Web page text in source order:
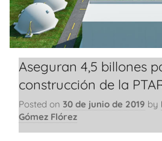
Aseguran 4,5 billones
construcción de la
Posted on 30 de junio de 2019 by
Gómez Flórez